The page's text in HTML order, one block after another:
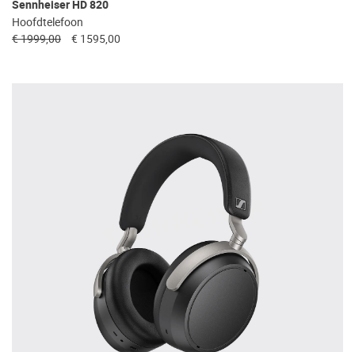
Sennheiser HD 820
Hoofdtelefoon
€ 1999,00
€ 1595,00